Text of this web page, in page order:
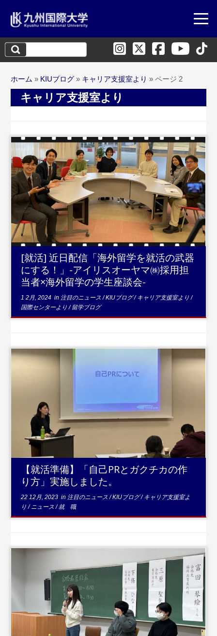
検
索:
ホーム » KIUブログ » キャリア支援室より » ページ 2
キャリア支援室より
...続きを読む
[就活] 近日配信「海外留学を就活の武器
にする！」-アイリスオーヤマ㈱採用担
当者×海外留学の学生座談会-
1 2月, 2024 in 注目のニュース/KIUブログ/キャリア支援室より/
国際センターより/留学ブログ
...続きを読む
【就活準備】「自己PRとガクチカの作
り方」実施しました。
22 12月, 2023 in 注目のニュース/KIUブログ/キャリア支援室よ
り/ニュース/就 職
...続きを読む